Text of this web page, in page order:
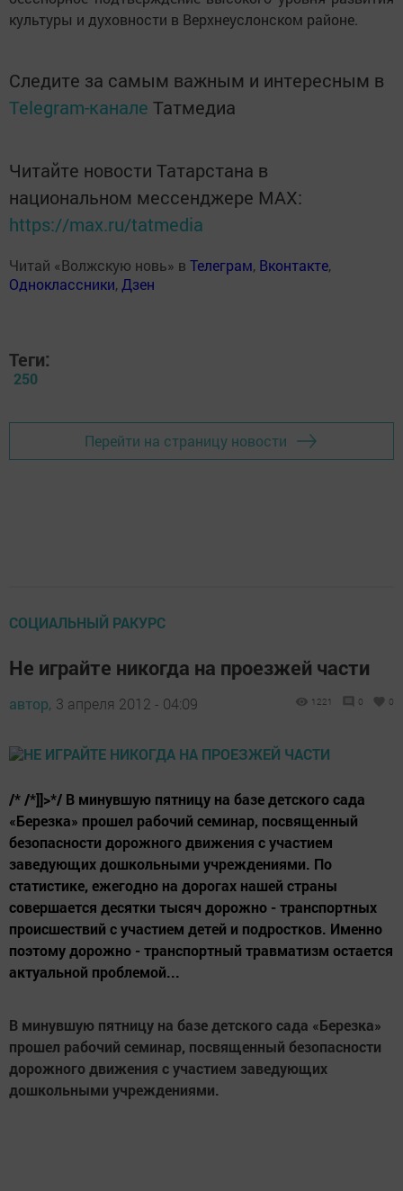
культуры и духовности в Верхнеуслонском районе.
Следите за самым важным и интересным в
Telegram-канале Татмедиа
Читайте новости Татарстана в
национальном мессенджере MАХ:
https://max.ru/tatmedia
Читай «Волжскую новь» в Телеграм, Вконтакте,
Одноклассники, Дзен
Теги:
250
Перейти на страницу новости
СОЦИАЛЬНЫЙ РАКУРС
Не играйте никогда на проезжей части
автор, 3 апреля 2012 - 04:09 1221 0 0
/* /*]]>*/ В минувшую пятницу на базе детского сада
«Березка» прошел рабочий семинар, посвященный
безопасности дорожного движения с участием
заведующих дошкольными учреждениями. По
статистике, ежегодно на дорогах нашей страны
совершается десятки тысяч дорожно - транспортных
происшествий с участием детей и подростков. Именно
поэтому дорожно - транспортный травматизм остается
актуальной проблемой...
В минувшую пятницу на базе детского сада «Березка»
прошел рабочий семинар, посвященный безопасности
дорожного движения с участием заведующих
дошкольными учреждениями.